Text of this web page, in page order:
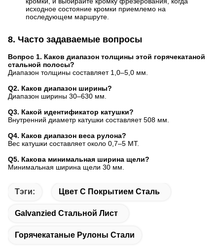
исходное состояние кромки приемлемо на
последующем маршруте.
8. Часто задаваемые вопросы
Вопрос 1. Каков диапазон толщины этой горячекатаной
стальной полосы?
Диапазон толщины составляет 1,0–5,0 мм.
Q2. Каков диапазон ширины?
Диапазон ширины 30–630 мм.
Q3. Какой идентификатор катушки?
Внутренний диаметр катушки составляет 508 мм.
Q4. Каков диапазон веса рулона?
Вес катушки составляет около 0,7–5 МТ.
Q5. Какова минимальная ширина щели?
Минимальная ширина щели 30 мм.
Тэги: Цвет С Покрытием Сталь
Galvanzied Стальной Лист
Горячекатаные Рулоны Стали